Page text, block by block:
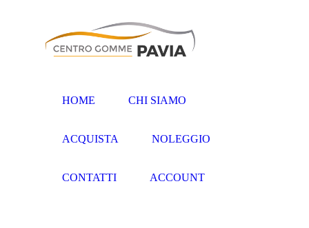
HOME CHI SIAMO
ACQUISTA NOLEGGIO
CONTATTI ACCOUNT